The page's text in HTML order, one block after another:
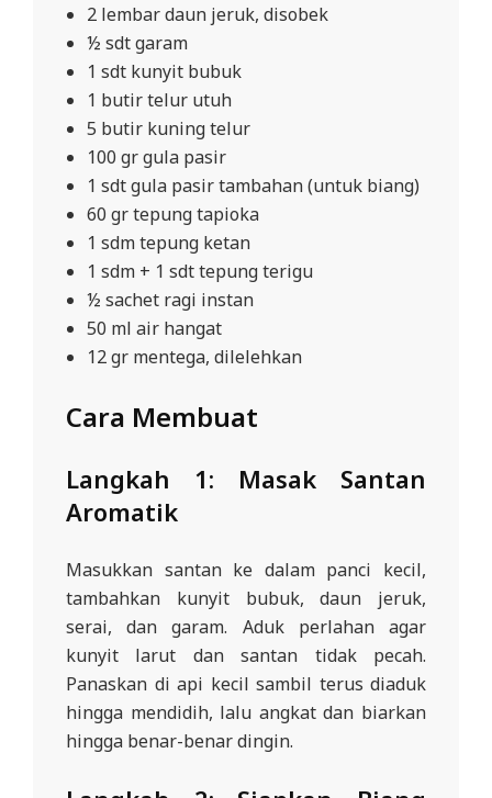
2 lembar daun jeruk, disobek
½ sdt garam
1 sdt kunyit bubuk
1 butir telur utuh
5 butir kuning telur
100 gr gula pasir
1 sdt gula pasir tambahan (untuk biang)
60 gr tepung tapioka
1 sdm tepung ketan
1 sdm + 1 sdt tepung terigu
½ sachet ragi instan
50 ml air hangat
12 gr mentega, dilelehkan
Cara Membuat
Langkah 1: Masak Santan
Aromatik
Masukkan santan ke dalam panci kecil,
tambahkan kunyit bubuk, daun jeruk,
serai, dan garam. Aduk perlahan agar
kunyit larut dan santan tidak pecah.
Panaskan di api kecil sambil terus diaduk
hingga mendidih, lalu angkat dan biarkan
hingga benar-benar dingin.